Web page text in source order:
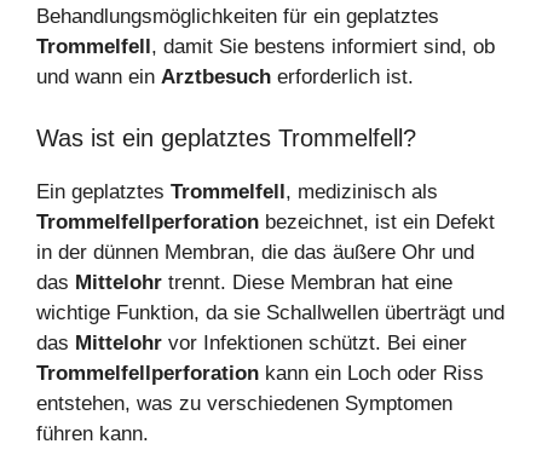
Behandlungsmöglichkeiten für ein geplatztes
Trommelfell , damit Sie bestens informiert sind, ob
und wann ein Arztbesuch erforderlich ist.
Was ist ein geplatztes Trommelfell?
Ein geplatztes Trommelfell, medizinisch als
Trommelfellperforation bezeichnet, ist ein Defekt
in der dünnen Membran, die das äußere Ohr und
das Mittelohr trennt. Diese Membran hat eine
wichtige Funktion, da sie Schallwellen überträgt und
das Mittelohr vor Infektionen schützt. Bei einer
Trommelfellperforation kann ein Loch oder Riss
entstehen, was zu verschiedenen Symptomen
führen kann.